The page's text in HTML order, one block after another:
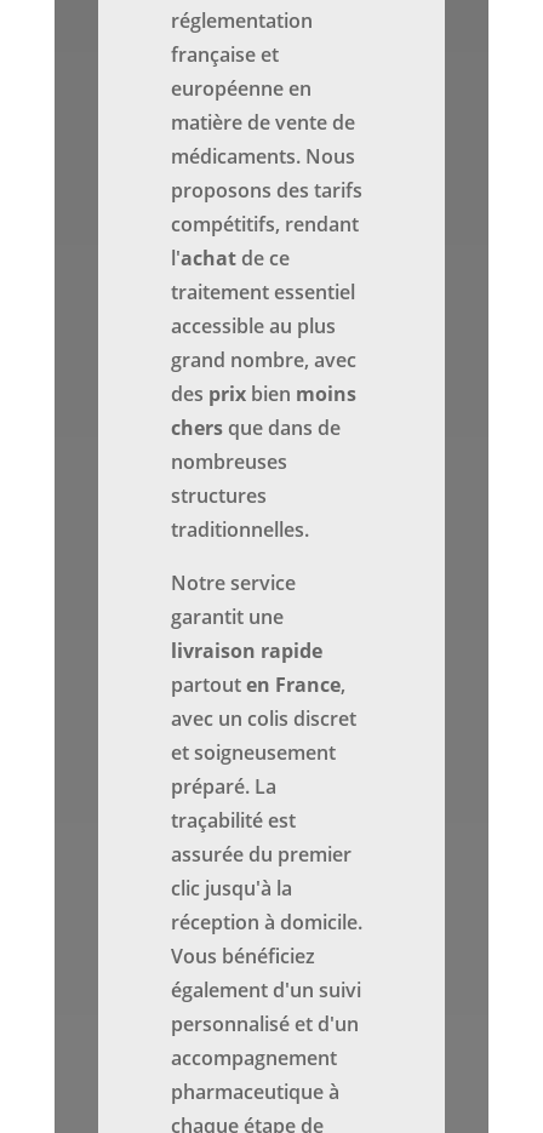
réglementation
française et
européenne en
matière de vente de
médicaments. Nous
proposons des tarifs
compétitifs, rendant
l'achatde ce
traitement essentiel
accessible au plus
grand nombre, avec
des prix bien moins
chersque dans de
nombreuses
structures
traditionnelles.
Notre service
garantit une
livraison rapide
partouten France,
avec un colis discret
et soigneusement
préparé. La
traçabilité est
assurée du premier
clic jusqu'à la
réception à domicile.
Vous bénéficiez
également d'un suivi
personnalisé et d'un
accompagnement
pharmaceutique à
chaque étape de